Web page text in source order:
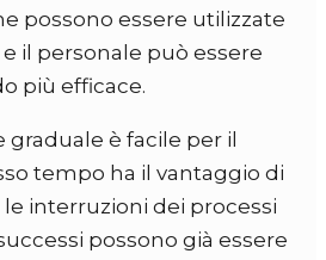
possono essere utilizzate
il personale può essere
più efficace.
graduale è facile per il
tempo ha il vantaggio di
interruzioni dei processi
possono già essere